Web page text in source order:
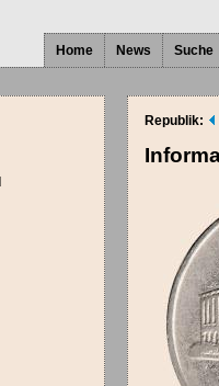
Home News Suche
Republik: